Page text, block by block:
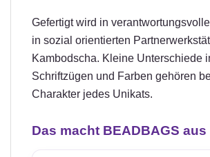
Gefertigt wird in
in sozial orientierten
Kambodscha. Kleine Unterschiede
Schriftzügen und Farben gehören
Charakter jedes Unikats.
Das macht BEADBAGS aus